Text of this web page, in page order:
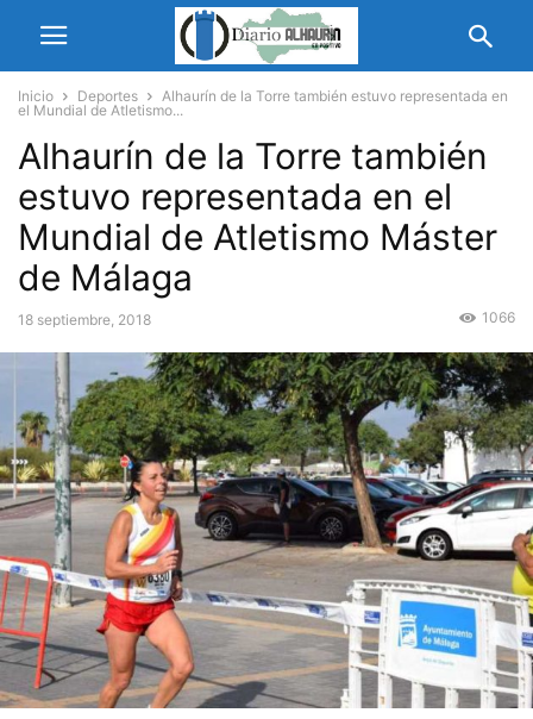
Inicio Deportes
Alhaurín de la Torre también estuvo representada en
el Mundial de Atletismo...
Alhaurín de la Torre también
estuvo representada en el
Mundial de Atletismo Máster
de Málaga
18 septiembre, 2018 1066